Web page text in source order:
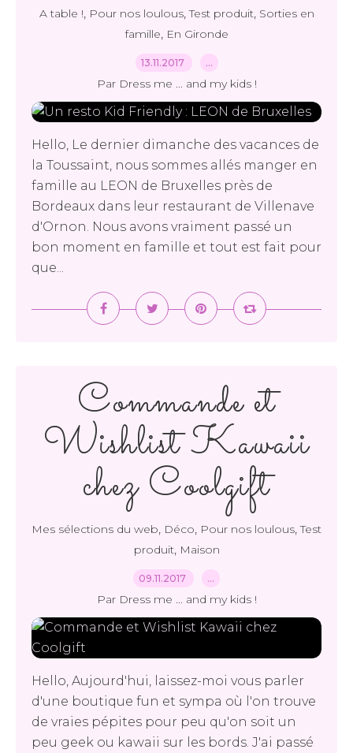
A table !, Pour nos loulous,Test produit, Sorties en
famille, En Gironde
13.11.2017 …
Par Dress me ... and my kids !
Hello, Le dernier dimanche des vacances de
la Toussaint, nous sommes allés manger en
famille au LEON de Bruxelles près de
Bordeaux dans leur restaurant de Villenave
d'Ornon. Nous avons vraiment passé un
bon moment en famille et tout est fait pour
que...
Commande et
Wishlist Kawaii
chez Coolgift
Mes sélections du web, Déco, Pour nos loulous,Test
produit, Maison
09.11.2017 …
Par Dress me ... and my kids !
Hello, Aujourd'hui, laissez-moi vous parler
d'une boutique fun et sympa où l'on trouve
de vraies pépites pour peu qu'on soit un
peu geek ou kawaii sur les bords. J'ai passé